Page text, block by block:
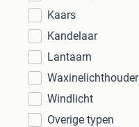
Kaars
Kandelaar
Lantaarn
Waxinelichthouder
Windlicht
Overige typen